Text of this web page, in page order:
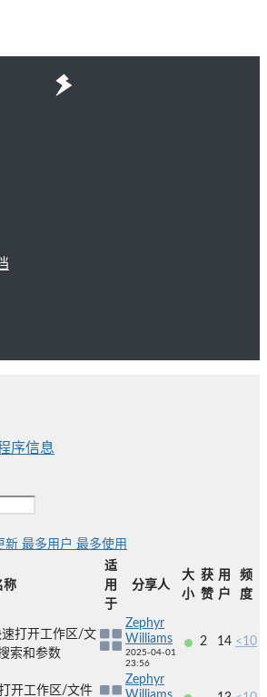
序信息
新 最多用户 最多使用
称
适
用
于
分享人
大
小
获
赞
用
户
频
度
速打开工作区/文
索和参数
Zephyr
Williams
2025-04-01
23:56
2 14 <10
开工作区/文件
Zephyr